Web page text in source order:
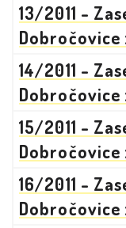
13/2011 -
Dobročovice
14/2011 -
Dobročovice
15/2011 -
Dobročovice
16/2011 -
Dobročovice